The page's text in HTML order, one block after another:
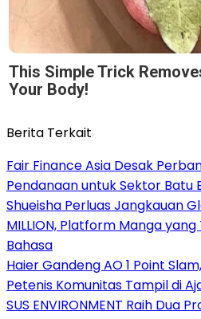
This Simple Trick
Your Body!
Berita Terkait
Fair Finance Asia Desak
Pendanaan untuk Sektor Batu
Shueisha Perluas Jangkauan
MILLION, Platform Manga
Bahasa
Haier Gandeng AO 1 Point
Petenis Komunitas Tampil di
SUS ENVIRONMENT Raih Dua